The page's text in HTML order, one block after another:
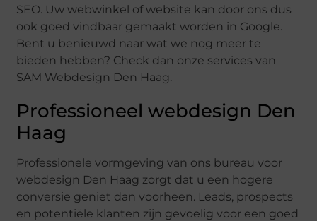
SEO. Uw webwinkel of website kan door ons dus
ook goed vindbaar gemaakt worden in Google.
Bent u benieuwd naar wat we nog meer te
bieden hebben? Check dan onze services van
SAM Webdesign Den Haag.
Professioneel webdesign Den
Haag
Professionele vormgeving van ons bureau voor
webdesign Den Haag zorgt dat u een hogere
conversie geniet dan voorheen. Leads, prospects
en potentiële klanten zijn gevoelig voor een goed